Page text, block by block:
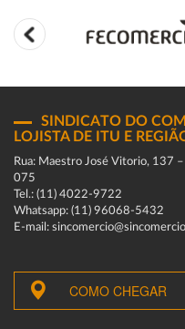
SINDICATO DO
LOJISTA DE ITU E
Rua: Maestro José Vitorio, 137
075
Tel.: (11) 4022-9722
Whatsapp: (11) 96068-5432
E-mail:
COMO CHEGAR